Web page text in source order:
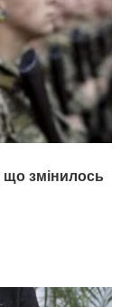
що змінилось